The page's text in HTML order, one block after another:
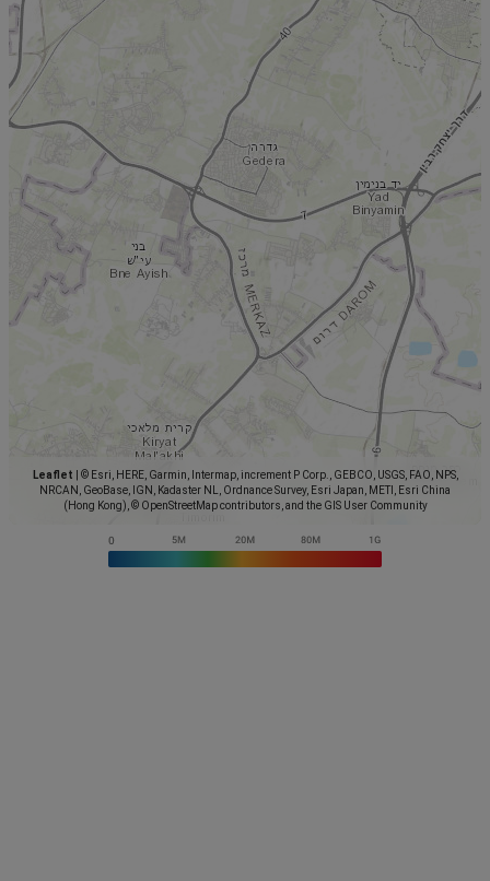
Leaflet
© Esri, HERE, Garmin, Intermap, increment P Corp., GEBCO, USGS, FAO, NPS,
NRCAN, GeoBase, IGN, Kadaster NL, Ordnance Survey, Esri Japan, METI, Esri China
(Hong Kong), © OpenStreetMap contributors, and the GIS User Community